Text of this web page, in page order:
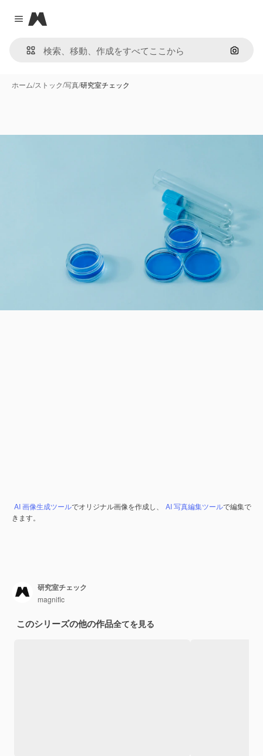
Close menu
Magnific
画像で
ホーム/ストック/写真/研究室チェック
AI 画像生成ツールでオリジナル画像を作成し、 AI 写真編集ツールで編集で
きます。
研究室チェック
magnific
このシリーズの他の作品全てを見る